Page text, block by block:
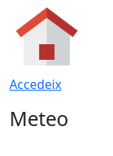
Accedeix
Meteo